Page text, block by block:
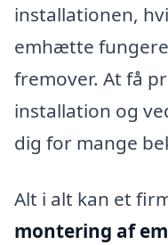
installationen,
emhætte
fremover. At få
installation og
dig for mange
Alt i alt kan et
montering af